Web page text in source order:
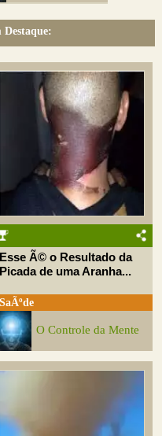
Esse Ã© o Resultado da
Picada de uma Aranha...
SaÃºde
O Controle da Mente